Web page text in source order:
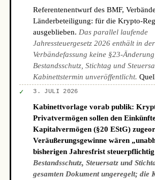
Referentenentwurf des BMF,
Länderbeteiligung: für die Krypto-
ausgeblieben. Das parallel laufende
Jahressteuergesetz 2026 enthält in der
Verbändefassung keine §23-
Bestandsschutz, Stichtag und
Kabinettstermin unveröffentlicht.
✓ 3. JULI 2026
Kabinettvorlage vorab publik:
Privatvermögen sollen den
Kapitalvermögen (§20 EStG)
Veräußerungsgewinne wären
bisherigen Jahresfrist
Bestandsschutz, Steuersatz und
gesamten Dokument ungeregelt; die